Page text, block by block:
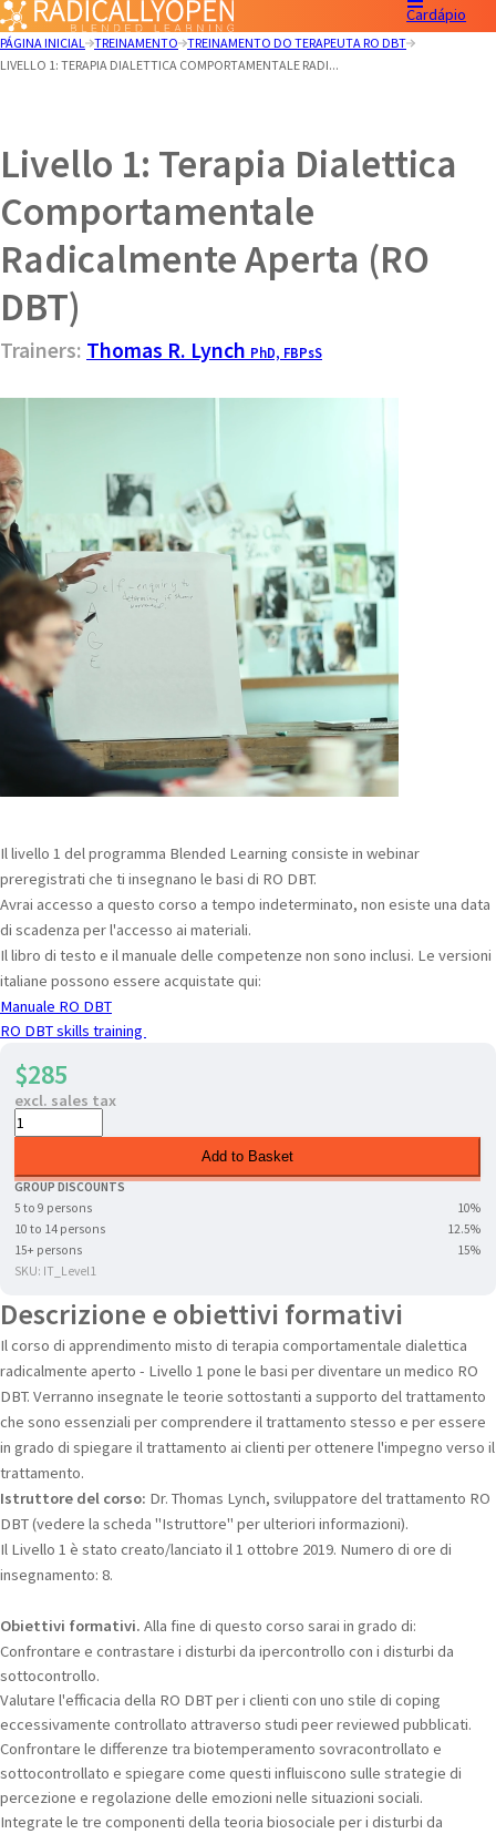
Cardápio
PÁGINA INICIAL TREINAMENTO TREINAMENTO DO TERAPEUTA RO DBT
LIVELLO 1: TERAPIA DIALETTICA COMPORTAMENTALE RADI...
Livello 1: Terapia Dialettica
Comportamentale
Radicalmente Aperta (RO
DBT)
Trainers: Thomas R. Lynch PhD, FBPsS
Il livello 1 del programma Blended Learning consiste in webinar
preregistrati che ti insegnano le basi di RO DBT.
Avrai accesso a questo corso a tempo indeterminato, non esiste una data
di scadenza per l'accesso ai materiali.
Il libro di testo e il manuale delle competenze non sono inclusi. Le versioni
italiane possono essere acquistate qui:
Manuale RO DBT
RO DBT skills training
$285
excl. sales tax
Add to Basket
GROUP DISCOUNTS
5 to 9 persons
10%
10 to 14 persons
12.5%
15+ persons
15%
SKU: IT_Level1
Descrizione e obiettivi formativi
Il corso di apprendimento misto di terapia comportamentale dialettica
radicalmente aperto - Livello 1 pone le basi per diventare un medico RO
DBT. Verranno insegnate le teorie sottostanti a supporto del trattamento
che sono essenziali per comprendere il trattamento stesso e per essere
in grado di spiegare il trattamento ai clienti per ottenere l'impegno verso il
trattamento.
Istruttore del corso: Dr. Thomas Lynch, sviluppatore del trattamento RO
DBT (vedere la scheda "Istruttore" per ulteriori informazioni).
Il Livello 1 è stato creato/lanciato il 1 ottobre 2019. Numero di ore di
insegnamento: 8.
Obiettivi formativi. Alla fine di questo corso sarai in grado di:
Confrontare e contrastare i disturbi da ipercontrollo con i disturbi da
sottocontrollo.
Valutare l'efficacia della RO DBT per i clienti con uno stile di coping
eccessivamente controllato attraverso studi peer reviewed pubblicati.
Confrontare le differenze tra biotemperamento sovracontrollato e
sottocontrollato e spiegare come questi influiscono sulle strategie di
percezione e regolazione delle emozioni nelle situazioni sociali.
Integrate le tre componenti della teoria biosociale per i disturbi da